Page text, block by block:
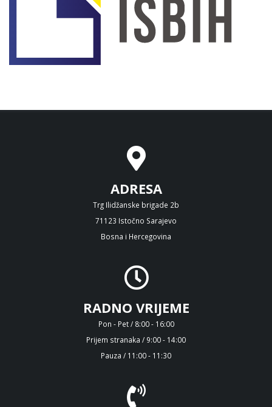
ADRESA
Trg Ilidžanske brigade 2b
71123 Istočno Sarajevo
Bosna i Hercegovina
RADNO VRIJEME
Pon - Pet / 8:00 - 16:00
Prijem stranaka / 9:00 - 14:00
Pauza / 11:00 - 11:30